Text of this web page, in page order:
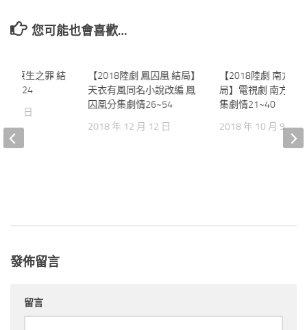
您可能也會喜歡…
【2018陸劇 鳳囚凰 結局】
天衣有風同名小說改編 鳳
囚凰分集劇情26~54
2018 年 12 月 12 日
【2018陸劇 南方有
局】電視劇 南方有
集劇情21~40
2018 年 10 月 9 日
】原生之罪 結
13~24
25 日
發佈留言
留言